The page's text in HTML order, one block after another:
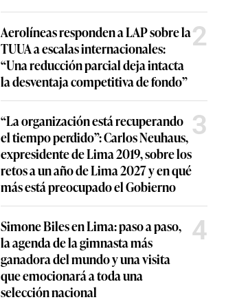
Aerolíneas responden a LAP sobre la
TUUA a escalas internacionales:
“Una reducción parcial deja intacta
la desventaja competitiva de fondo”
2
“La organización está recuperando
el tiempo perdido”: Carlos Neuhaus,
expresidente de Lima 2019, sobre los
retos a un año de Lima 2027 y en qué
más está preocupado el Gobierno
3
Simone Biles en Lima: paso a paso,
la agenda de la gimnasta más
ganadora del mundo y una visita
que emocionará a toda una
selección nacional
4